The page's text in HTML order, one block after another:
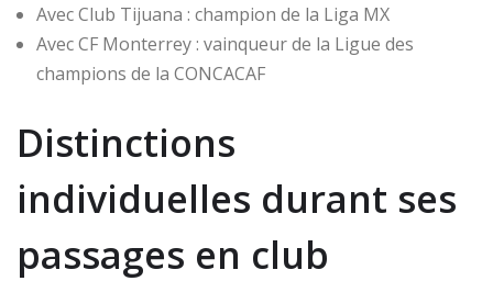
Avec Club Tijuana : champion de la Liga MX
Avec CF Monterrey : vainqueur de la Ligue des
champions de la CONCACAF
Distinctions
individuelles durant ses
passages en club